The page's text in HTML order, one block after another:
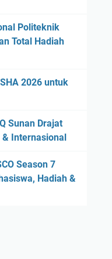
Politeknik
Total Hadiah
2026 untuk
Sunan Drajat
& Internasional
Season 7
Hadiah &